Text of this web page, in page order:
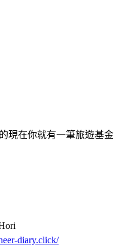
現在你就有一筆旅遊基金
diary.click/